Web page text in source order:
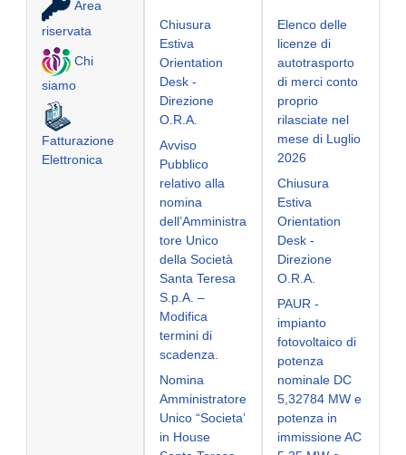
Area
riservata
Chi
siamo
Fatturazione
Elettronica
Chiusura
Estiva
Orientation
Desk -
Direzione
O.R.A.
Avviso
Pubblico
relativo alla
nomina
dell’Amministra
tore Unico
della Società
Santa Teresa
S.p.A. –
Modifica
termini di
scadenza.
Nomina
Amministratore
Unico “Societa’
in House
Elenco delle
licenze di
autotrasporto
di merci conto
proprio
rilasciate nel
mese di Luglio
2026
Chiusura
Estiva
Orientation
Desk -
Direzione
O.R.A.
PAUR -
impianto
fotovoltaico di
potenza
nominale DC
5,32784 MW e
potenza in
immissione AC